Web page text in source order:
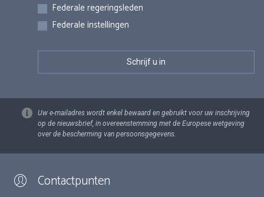
Federale regeringsleden
Federale instellingen
Uw e-mailadres wordt enkel bewaard en gebruikt voor uw inschrijving
op de nieuwsbrief, in overeenstemming met de Europese wetgeving
over de bescherming van persoonsgegevens.
Contactpunten